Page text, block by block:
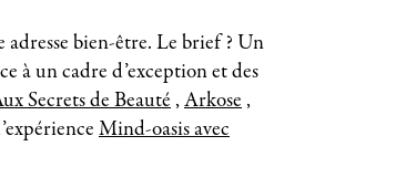
bien-être. Le brief ? Un
à un cadre d’exception et des
Secrets de Beauté,Arkose,
Mind-oasis avec